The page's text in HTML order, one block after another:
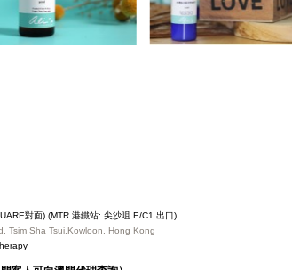
對面) (MTR 港鐵站: 尖沙咀 E/C1 出口)
Tsim Sha Tsui,Kowloon, Hong Kong